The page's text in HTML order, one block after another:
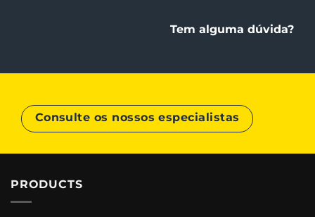
Tem alguma dúvida?
Consulte os nossos especialistas
PRODUCTS